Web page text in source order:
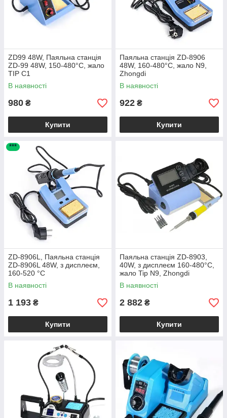
ZD99 48W, Паяльна станція
ZD-99 48W, 150-480°C, жало
TIP C1
В наявності
980 ₴
Купити
Паяльна станція ZD-8906
48W, 160-480°С, жало N9,
Zhongdi
В наявності
922 ₴
Купити
***
ZD-8906L, Паяльна станція
ZD-8906L 48W, з дисплеєм,
160-520 °C
В наявності
1 193 ₴
Купити
Паяльна станція ZD-8903,
40W, з дисплеєм 160-480°C,
жало Tip N9, Zhongdi
В наявності
2 882 ₴
Купити